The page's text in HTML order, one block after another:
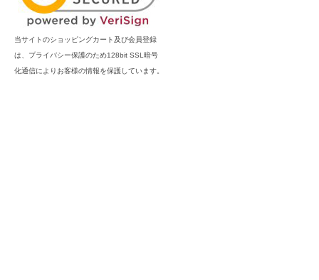
当サイトのショッピングカート及び会員登録
は、プライバシー保護のため128bit SSL暗号
化通信によりお客様の情報を保護しています。